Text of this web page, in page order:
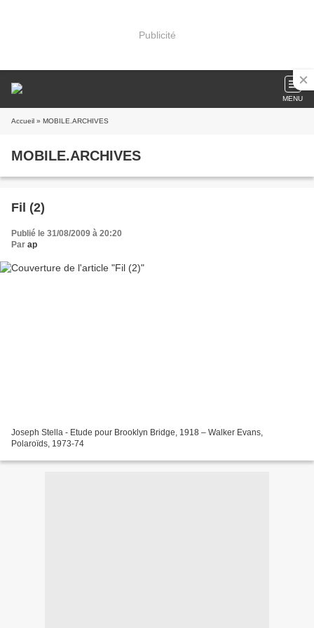
Publicité
MENU
Accueil » MOBILE.ARCHIVES
MOBILE.ARCHIVES
Fil (2)
Publié le 31/08/2009 à 20:20
Par ap
Joseph Stella - Etude pour Brooklyn Bridge, 1918 – Walker Evans,
Polaroïds, 1973-74